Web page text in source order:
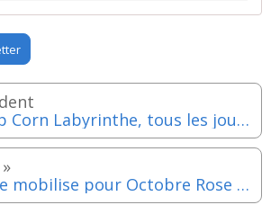
Guérande - Pop Corn Labyrinthe, tous les jours une aventure en pleine nature - Aout 2024
Le Pouliguen se mobilise pour Octobre Rose - Dimanche 6 octobre 2024